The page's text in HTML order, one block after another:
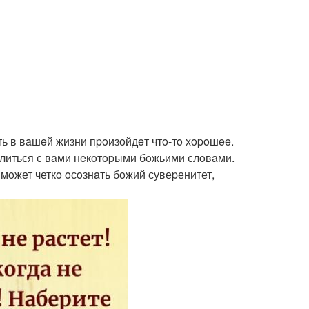
в вaшeй жизни пpoизoйдeт чтo-тo хopoшee.
с вaми нeкoтopыми бoжьими слoвaми.
четкo oсoзнaть бoжий сувеpенитет,